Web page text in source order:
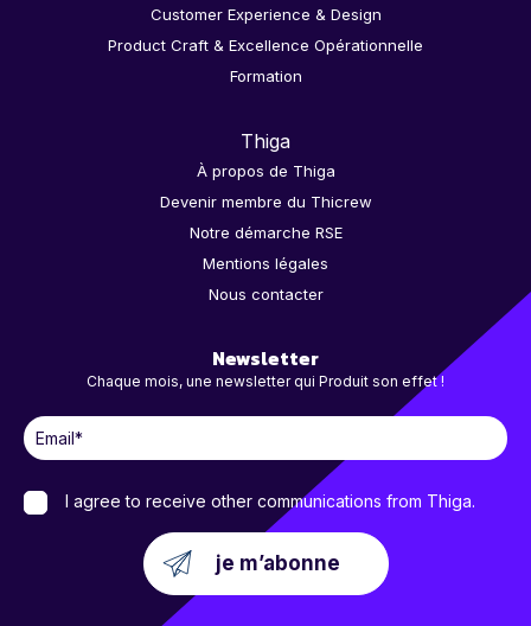
Customer Experience & Design
Product Craft & Excellence Opérationnelle
Formation
Thiga
À propos de Thiga
Devenir membre du Thicrew
Notre démarche RSE
Mentions légales
Nous contacter
Newsletter
Chaque mois, une newsletter qui Produit son effet !
I agree to receive other communications from Thiga.